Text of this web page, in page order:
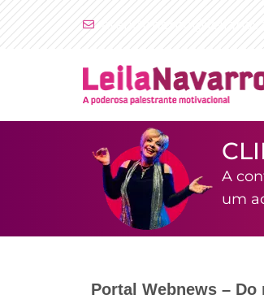
A
um
Portal Webnews –